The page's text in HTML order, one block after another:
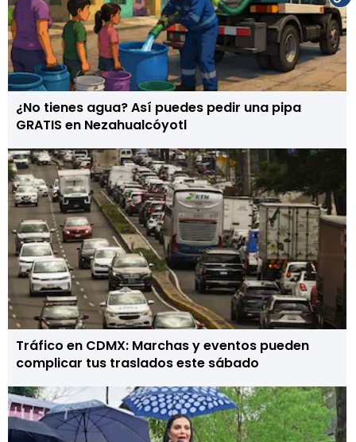
¿No tienes agua? Así puedes pedir una pipa
GRATIS en Nezahualcóyotl
Tráfico en CDMX: Marchas y eventos pueden
complicar tus traslados este sábado